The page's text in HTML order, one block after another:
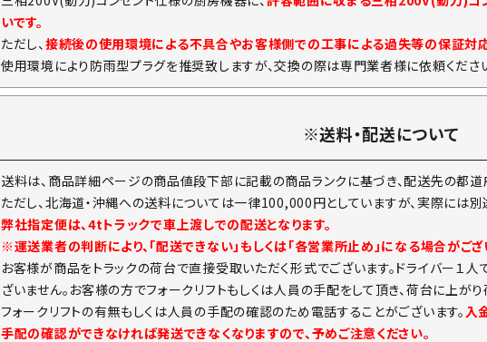
いです。
ただし、 接続後の使用環境による不具合やお客様側での工事による過失等の保証対
使用環境により防雨型プラグを推奨致しますが、交換の際は専門業者様に依頼くださ
※送料・配送について
送料は、商品詳細ページの商品値段下部に記載の商品ランクに基づき、配送先の都道
ただし、北海道・沖縄への送料については一律100,000円としていますが、実際には別
弊社指定便は、4tトラックで車上渡しでの配送となります。
※運送業者の判断により、「配送できない」もしくは「各営業所止め」になる場合がござ
お客様が商品をトラックの荷台で直接受取いただく形式でございます。ドライバー１
ざいません。お客様の方でフォークリフトもしくは人員の手配をして頂き、荷台に上が
フォークリフトの有無もしくは人員の手配の確認のため電話することがございます。 入
手配の確認ができなければ発送できなくなりますので、予めご注意ください。